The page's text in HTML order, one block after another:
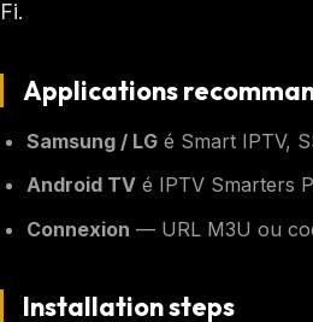
Fi.
Applications
Samsung / LGé Smart IPTV,
Android TVé IPTV Smarters
Connexion — URL M3U ou
Installation steps